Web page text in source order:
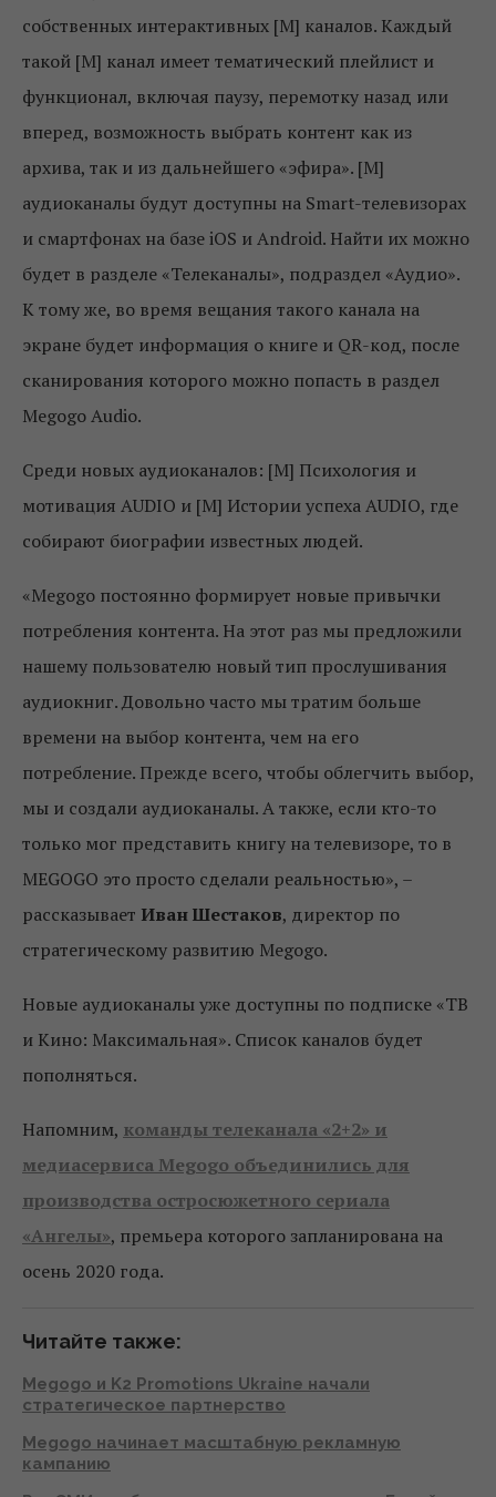
собственных интерактивных [М] каналов. Каждый
такой [М] канал имеет тематический плейлист и
функционал, включая паузу, перемотку назад или
вперед, возможность выбрать контент как из
архива, так и из дальнейшего «эфира». [М]
аудиоканалы будут доступны на Smart-телевизорах
и смартфонах на базе iOS и Android. Найти их можно
будет в разделе «Телеканалы», подраздел «Аудио».
К тому же, во время вещания такого канала на
экране будет информация о книге и QR-код, после
сканирования которого можно попасть в раздел
Megogo Audio.
Среди новых аудиоканалов: [M] Психология и
мотивация AUDIO и [M] Истории успеха AUDIO, где
собирают биографии известных людей.
«Megogo постоянно формирует новые привычки
потребления контента. На этот раз мы предложили
нашему пользователю новый тип прослушивания
аудиокниг. Довольно часто мы тратим больше
времени на выбор контента, чем на его
потребление. Прежде всего, чтобы облегчить выбор,
мы и создали аудиоканалы. А также, если кто-то
только мог представить книгу на телевизоре, то в
MEGOGO это просто сделали реальностью», –
рассказывает Иван Шестаков, директор по
стратегическому развитию Megogo.
Новые аудиоканалы уже доступны по подписке «ТВ
и Кино: Максимальная». Список каналов будет
пополняться.
Напомним, команды телеканала «2+2» и
медиасервиса Megogo объединились для
производства остросюжетного сериала
«Ангелы», премьера которого запланирована на
осень 2020 года.
Читайте также:
Megogo и K2 Promotions Ukraine начали
стратегическое партнерство
Megogo начинает масштабную рекламную
кампанию